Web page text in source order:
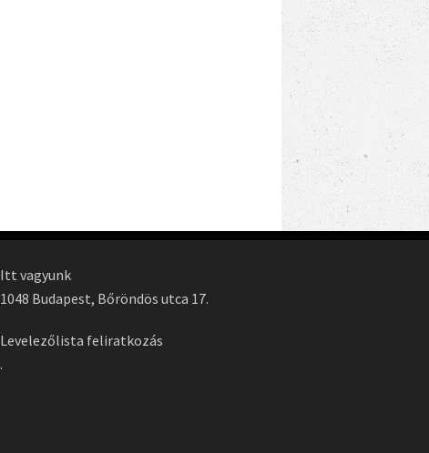
Itt vagyunk
1048 Budapest, Bőröndös utca 17.
Levelezőlista feliratkozás
.